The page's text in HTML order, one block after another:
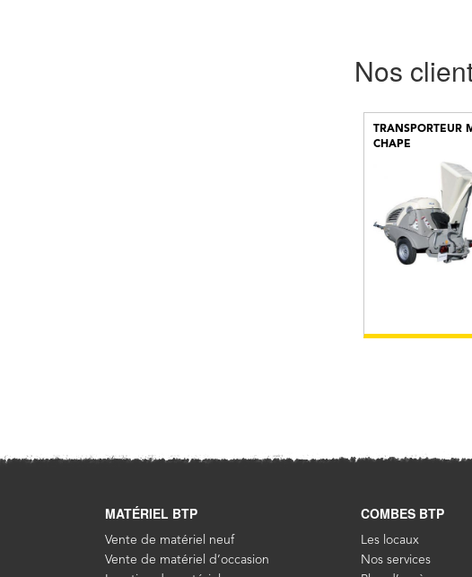
Nos
TRANSPORTEUR
CHAPE
MATÉRIEL BTP
Vente de matériel neuf
Vente de matériel d’occasion
COMBES BTP
Les locaux
Nos services